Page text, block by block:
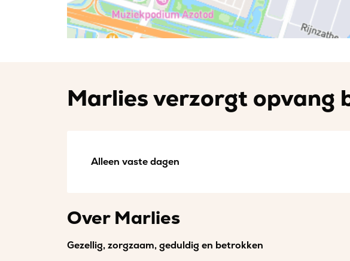
Marlies verzorgt opvang
Alleen vaste dagen
Over Marlies
Gezellig, zorgzaam, geduldig en betrokken